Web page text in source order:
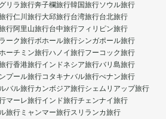
リラ旅行奔子欄旅行韓国旅行ソウル旅行
行仁川旅行大邱旅行台湾旅行台北旅行
行阿里山旅行台中旅行フィリピン旅行
ーク旅行ボホール旅行シンガポール旅行
ーチミン旅行ハノイ旅行フーコック旅行
行香港旅行インドネシア旅行バリ島旅行
プール旅行コタキナバル旅行ぺナン旅行
バル旅行カンボジア旅行シェムリアップ旅行
マーレ旅行インド旅行チェンナイ旅行
旅行 ミャンマー旅行スリランカ旅行